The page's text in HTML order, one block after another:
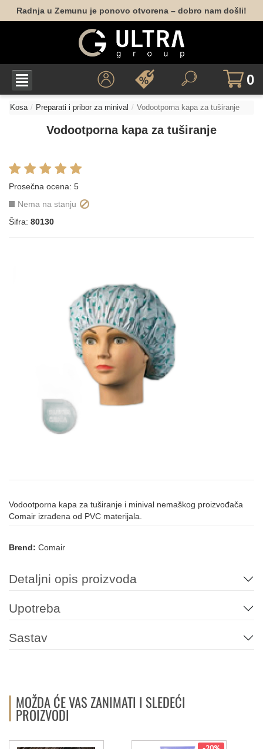
Radnja u Zemunu je ponovo otvorena – dobro nam došli!
0
Kosa Preparati i pribor za minival Vodootporna kapa za tuširanje
Vodootporna kapa za tuširanje
Prosečna ocena: 5
Nema na stanju
Šifra: 80130
Vodootporna kapa za tuširanje i minival nemaškog proizvođača
Comair izrađena od PVC materijala.
Brend: Comair
Detaljni opis proizvoda
Upotreba
Sastav
MOŽDA ĆE VAS ZANIMATI I SLEDEĆI
PROIZVODI